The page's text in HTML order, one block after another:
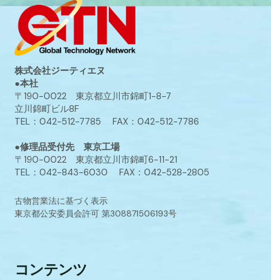
株式会社ジーティエヌ
●本社
〒190-0022 東京都立川市錦町1-8-7
立川錦町ビル8F
TEL：042-512-7785 FAX：042-512-7786
●修理品受付先 東京工場
〒190-0022 東京都立川市錦町6-11-21
TEL：042-843-6030 FAX：042-528-2805
古物営業法に基づく表示
東京都公安委員会許可 第308871506193号
コンテンツ